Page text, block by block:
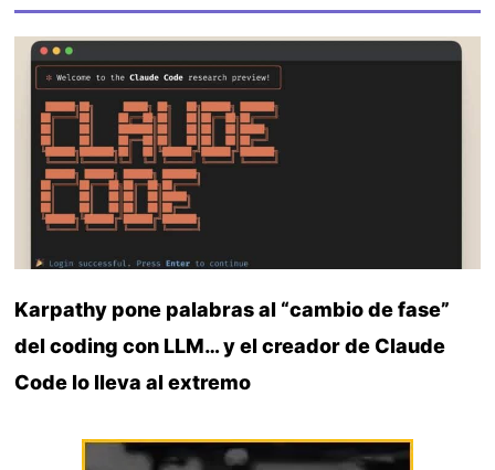
Karpathy pone palabras al “cambio de fase”
del coding con LLM… y el creador de Claude
Code lo lleva al extremo